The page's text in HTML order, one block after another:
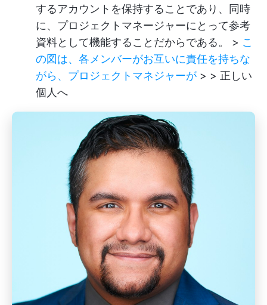
するアカウントを保持することであり、同時
に、プロジェクトマネージャーにとって参考
資料として機能することだからである。 > こ
の図は、各メンバーがお互いに責任を持ちな
がら、プロジェクトマネジャーが > > 正しい
個人へ